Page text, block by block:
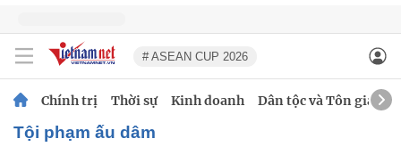
# ASEAN CUP 2026
Chính trị Thời sự Kinh doanh Dân tộc và Tôn giáo
Tội phạm ấu dâm